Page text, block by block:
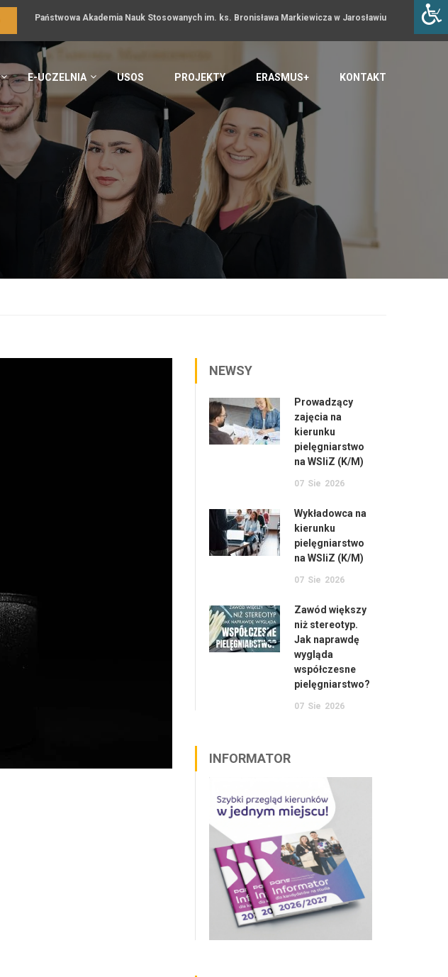
Państwowa Akademia Nauk Stosowanych im. ks. Bronisława Markiewicza w Jarosławiu
E-UCZELNIA USOS PROJEKTY ERASMUS+ KONTAKT
NEWSY
Prowadzący
zajęcia na
kierunku
pielęgniarstwo
na WSIiZ (K/M)
07 Sie 2026
Wykładowca na
kierunku
pielęgniarstwo
na WSIiZ (K/M)
07 Sie 2026
Zawód większy
niż stereotyp.
Jak naprawdę
wygląda
współczesne
pielęgniarstwo?
07 Sie 2026
INFORMATOR